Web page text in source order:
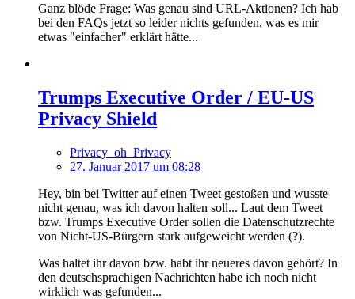
Ganz blöde Frage: Was genau sind URL-Aktionen? Ich hab
bei den FAQs jetzt so leider nichts gefunden, was es mir
etwas "einfacher" erklärt hätte...
Trumps Executive Order / EU-US
Privacy Shield
Privacy_oh_Privacy
27. Januar 2017 um 08:28
Hey, bin bei Twitter auf einen Tweet gestoßen und wusste
nicht genau, was ich davon halten soll... Laut dem Tweet
bzw. Trumps Executive Order sollen die Datenschutzrechte
von Nicht-US-Bürgern stark aufgeweicht werden (?).
Was haltet ihr davon bzw. habt ihr neueres davon gehört? In
den deutschsprachigen Nachrichten habe ich noch nicht
wirklich was gefunden...